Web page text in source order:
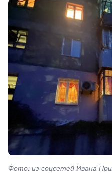
Фото: из соцсетей Ивана